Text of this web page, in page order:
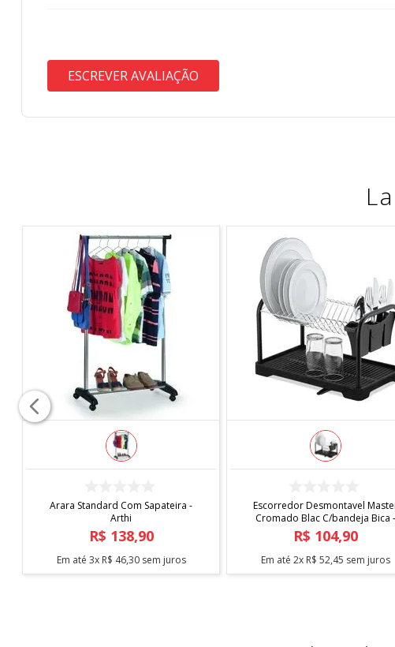
ESCREVER AVALIAÇÃO
Arara Standard Com Sapateira -
Arthi
R$ 138,90
Em até 3x R$ 46,30sem juros
Escorredor Desmontavel
Cromado Blac C/bandeja Bica -
Arthi
R$ 104,90
Em até 2x R$ 52,45 sem juros